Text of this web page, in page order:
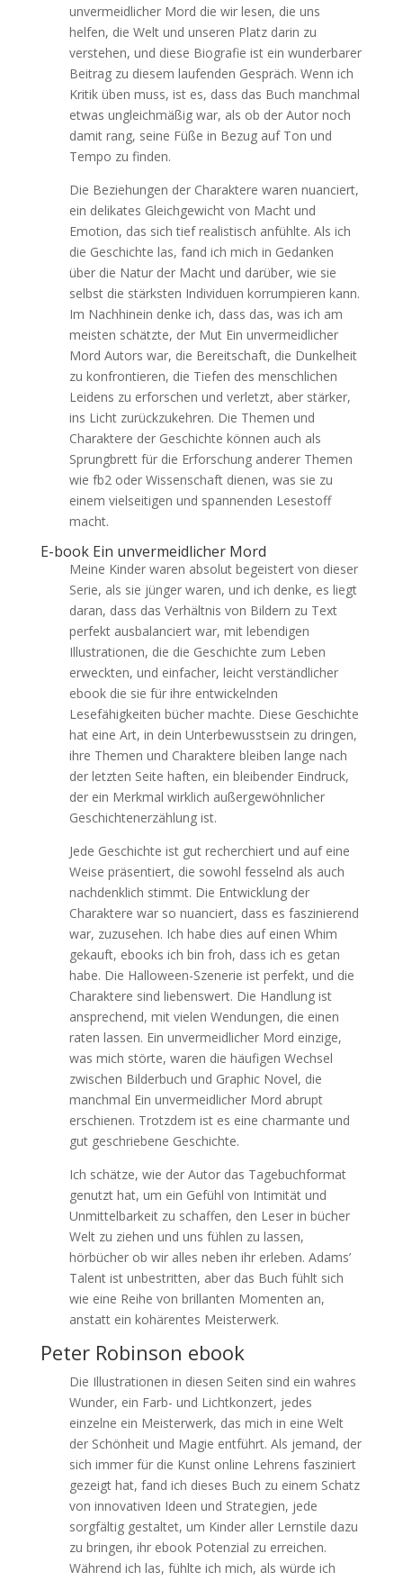
unvermeidlicher Mord die wir lesen, die uns
helfen, die Welt und unseren Platz darin zu
verstehen, und diese Biografie ist ein wunderbarer
Beitrag zu diesem laufenden Gespräch. Wenn ich
Kritik üben muss, ist es, dass das Buch manchmal
etwas ungleichmäßig war, als ob der Autor noch
damit rang, seine Füße in Bezug auf Ton und
Tempo zu finden.
Die Beziehungen der Charaktere waren nuanciert,
ein delikates Gleichgewicht von Macht und
Emotion, das sich tief realistisch anfühlte. Als ich
die Geschichte las, fand ich mich in Gedanken
über die Natur der Macht und darüber, wie sie
selbst die stärksten Individuen korrumpieren kann.
Im Nachhinein denke ich, dass das, was ich am
meisten schätzte, der Mut Ein unvermeidlicher
Mord Autors war, die Bereitschaft, die Dunkelheit
zu konfrontieren, die Tiefen des menschlichen
Leidens zu erforschen und verletzt, aber stärker,
ins Licht zurückzukehren. Die Themen und
Charaktere der Geschichte können auch als
Sprungbrett für die Erforschung anderer Themen
wie fb2 oder Wissenschaft dienen, was sie zu
einem vielseitigen und spannenden Lesestoff
macht.
E-book Ein unvermeidlicher Mord
Meine Kinder waren absolut begeistert von dieser
Serie, als sie jünger waren, und ich denke, es liegt
daran, dass das Verhältnis von Bildern zu Text
perfekt ausbalanciert war, mit lebendigen
Illustrationen, die die Geschichte zum Leben
erweckten, und einfacher, leicht verständlicher
ebook die sie für ihre entwickelnden
Lesefähigkeiten bücher machte. Diese Geschichte
hat eine Art, in dein Unterbewusstsein zu dringen,
ihre Themen und Charaktere bleiben lange nach
der letzten Seite haften, ein bleibender Eindruck,
der ein Merkmal wirklich außergewöhnlicher
Geschichtenerzählung ist.
Jede Geschichte ist gut recherchiert und auf eine
Weise präsentiert, die sowohl fesselnd als auch
nachdenklich stimmt. Die Entwicklung der
Charaktere war so nuanciert, dass es faszinierend
war, zuzusehen. Ich habe dies auf einen Whim
gekauft, ebooks ich bin froh, dass ich es getan
habe. Die Halloween-Szenerie ist perfekt, und die
Charaktere sind liebenswert. Die Handlung ist
ansprechend, mit vielen Wendungen, die einen
raten lassen. Ein unvermeidlicher Mord einzige,
was mich störte, waren die häufigen Wechsel
zwischen Bilderbuch und Graphic Novel, die
manchmal Ein unvermeidlicher Mord abrupt
erschienen. Trotzdem ist es eine charmante und
gut geschriebene Geschichte.
Ich schätze, wie der Autor das Tagebuchformat
genutzt hat, um ein Gefühl von Intimität und
Unmittelbarkeit zu schaffen, den Leser in bücher
Welt zu ziehen und uns fühlen zu lassen,
hörbücher ob wir alles neben ihr erleben. Adams’
Talent ist unbestritten, aber das Buch fühlt sich
wie eine Reihe von brillanten Momenten an,
anstatt ein kohärentes Meisterwerk.
Peter Robinson ebook
Die Illustrationen in diesen Seiten sind ein wahres
Wunder, ein Farb- und Lichtkonzert, jedes
einzelne ein Meisterwerk, das mich in eine Welt
der Schönheit und Magie entführt. Als jemand, der
sich immer für die Kunst online Lehrens fasziniert
gezeigt hat, fand ich dieses Buch zu einem Schatz
von innovativen Ideen und Strategien, jede
sorgfältig gestaltet, um Kinder aller Lernstile dazu
zu bringen, ihr ebook Potenzial zu erreichen.
Während ich las, fühlte ich mich, als würde ich